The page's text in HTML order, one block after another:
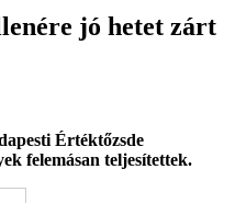
jó hetet zárt
Értéktőzsde
felemásan teljesítettek.